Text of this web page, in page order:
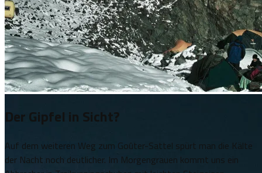
Der Gipfel in Sicht?
Auf dem weiteren Weg zum Goûter-Sattel spürt man die Kälte
der Nacht noch deutlicher. Im Morgengrauen kommt uns ein